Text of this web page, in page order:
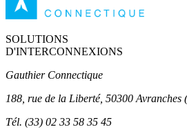
SOLUTIONS
D'INTERCONNEXIONS
Gauthier Connectique
188, rue de la Liberté, 50300 Avranches
Tél. (33) 02 33 58 35 45